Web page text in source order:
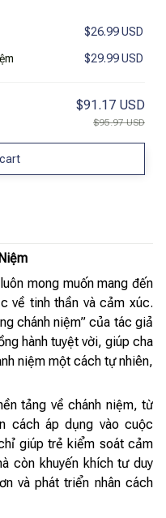
$26.99 USD
$29.99 USD
$91.17 USD
$95.97 USD
mong muốn mang đến
về tinh thần và cảm xúc.
chánh niệm” của tác giả
hành tuyệt vời, giúp cha
niệm một cách tự nhiên,
tảng về chánh niệm, từ
cách áp dụng vào cuộc
giúp trẻ kiểm soát cảm
còn khuyến khích tư duy
và phát triển nhân cách